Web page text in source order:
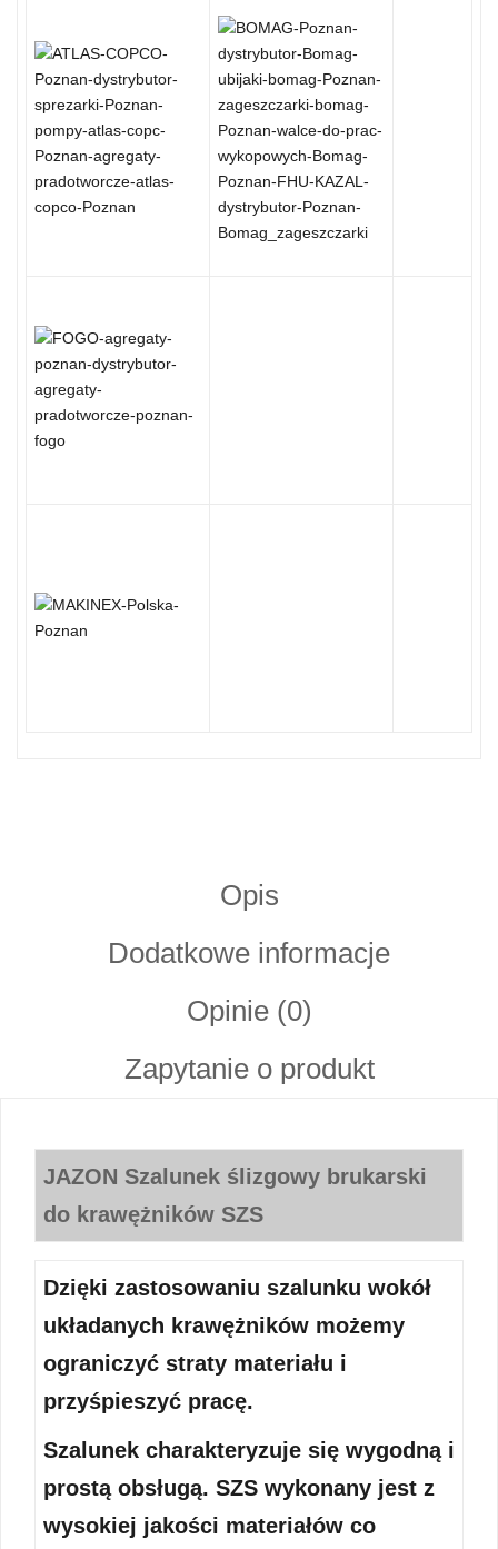
Opis
Dodatkowe informacje
Opinie (0)
Zapytanie o produkt
JAZON Szalunek ślizgowy brukarski
do krawężników SZS
Dzięki zastosowaniu szalunku wokół
układanych krawężników możemy
ograniczyć straty materiału i
przyśpieszyć pracę.
Szalunek charakteryzuje się wygodną i
prostą obsługą. SZS wykonany jest z
wysokiej jakości materiałów co